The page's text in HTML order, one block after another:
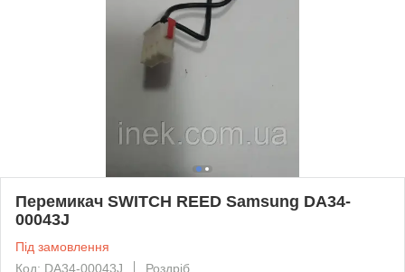
Перемикач SWITCH REED Samsung DA34-
00043J
Під замовлення
Код: DA34-00043J
Роздріб